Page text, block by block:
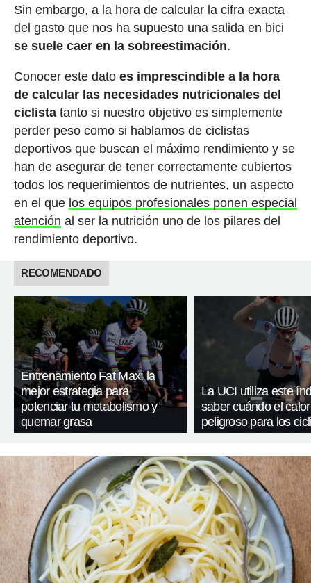
Sin embargo, a la hora de calcular la cifra exacta
del gasto que nos ha supuesto una salida en bici
se suele caer en la sobreestimación.
Conocer este dato es imprescindible a la hora
de calcular las necesidades nutricionales del
ciclistatanto si nuestro objetivo es simplemente
perder peso como si hablamos de ciclistas
deportivos que buscan el máximo rendimiento y se
han de asegurar de tener correctamente cubiertos
todos los requerimientos de nutrientes, un aspecto
en el que los equipos profesionales ponen especial
atención al ser la nutrición uno de los pilares del
rendimiento deportivo.
RECOMENDADO
Entrenamiento Fat Max: la
mejor estrategia para
potenciar tu metabolismo y
quemar grasa
La UCI utiliza este
saber cuándo el
peligroso para los